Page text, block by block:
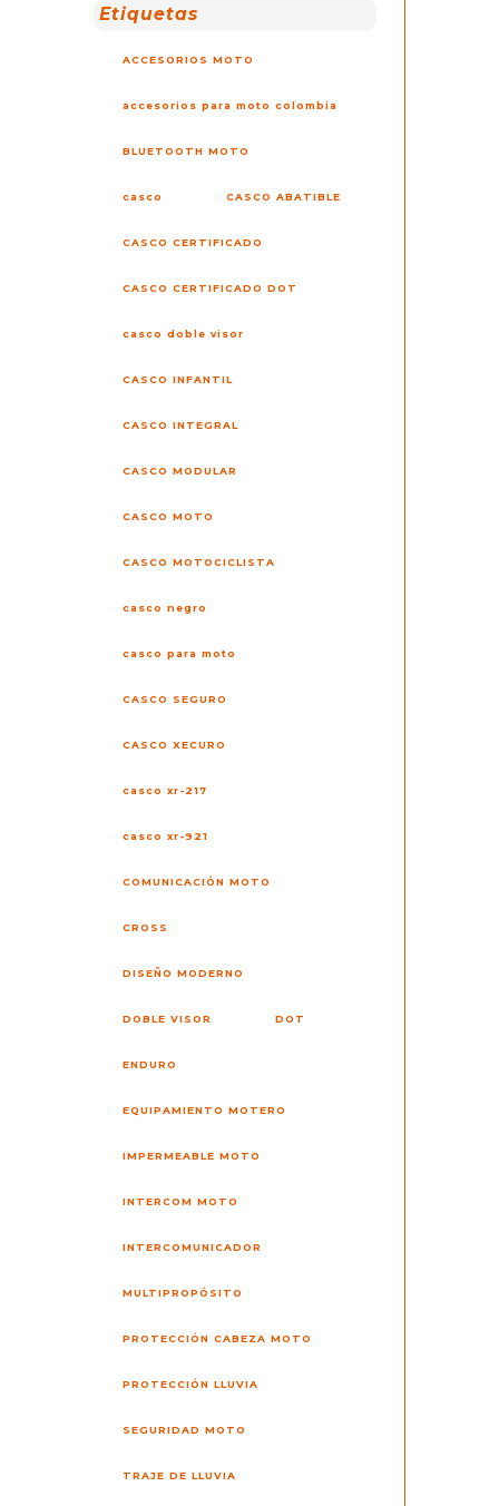
Etiquetas
ACCESORIOS MOTO
accesorios para moto colombia
BLUETOOTH MOTO
casco CASCO ABATIBLE
CASCO CERTIFICADO
CASCO CERTIFICADO DOT
casco doble visor
CASCO INFANTIL
CASCO INTEGRAL
CASCO MODULAR
CASCO MOTO
CASCO MOTOCICLISTA
casco negro
casco para moto
CASCO SEGURO
CASCO XECURO
casco xr-217
casco xr-921
COMUNICACIÓN MOTO
CROSS
DISEÑO MODERNO
DOBLE VISOR DOT
ENDURO
EQUIPAMIENTO MOTERO
IMPERMEABLE MOTO
INTERCOM MOTO
INTERCOMUNICADOR
MULTIPROPÓSITO
PROTECCIÓN CABEZA MOTO
PROTECCIÓN LLUVIA
SEGURIDAD MOTO
TRAJE DE LLUVIA